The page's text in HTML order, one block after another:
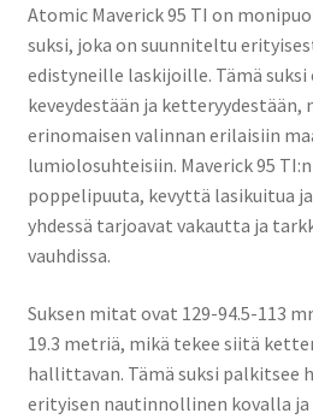
Atomic Maverick 95 TI on
suksi, joka on suunniteltu
edistyneille laskijoille. Tämä
keveydestään ja ketteryydestään,
erinomaisen valinnan erilaisiin
lumiolosuhteisiin. Maverick 95
poppelipuuta, kevyttä lasikuitua
yhdessä tarjoavat vakautta ja
vauhdissa.
Suksen mitat ovat 129-94.5-113
19.3 metriä, mikä tekee siitä
hallittavan. Tämä suksi palkitsee
erityisen nautinnollinen kovalla